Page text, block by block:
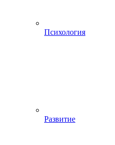
Психология
Развитие